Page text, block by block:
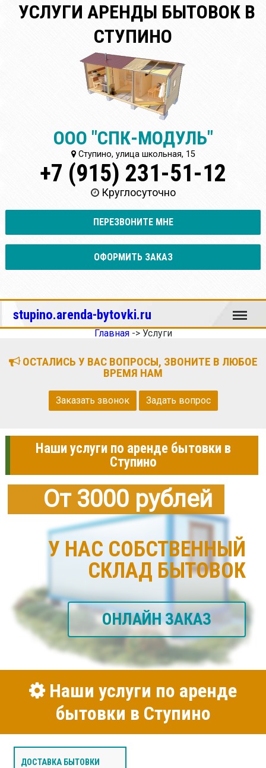
УСЛУГИ АРЕНДЫ БЫТОВОК В
СТУПИНО
ООО "СПК-МОДУЛЬ"
Ступино, улица школьная, 15
+7 (915) 231-51-12
Круглосуточно
ПЕРЕЗВОНИТЕ МНЕ
ОФОРМИТЬ ЗАКАЗ
stupino.arenda-bytovki.ru Меню
Главная-> Услуги
ОСТАЛИСЬ У ВАС ВОПРОСЫ, ЗВОНИТЕ В ЛЮБОЕ
ВРЕМЯ НАМ
Заказать звонок Задать вопрос
Наши услуги по аренде бытовки в
Ступино
От 3000 рублей
У НАС СОБСТВЕННЫЙ
СКЛАД БЫТОВОК
ОНЛАЙН ЗАКАЗ
Наши услуги по аренде
бытовки в Ступино
ДОСТАВКА БЫТОВКИ